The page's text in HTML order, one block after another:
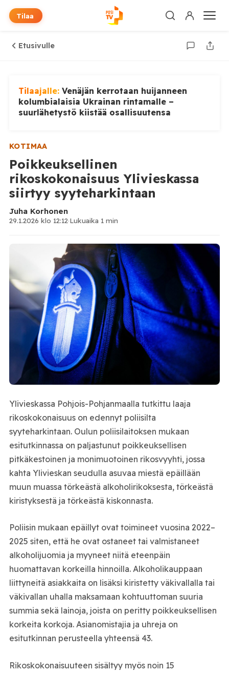
Tilaa
Etusivulle
Tilaajalle: Venäjän kerrotaan huijanneen
kolumbialaisia Ukrainan rintamalle –
suurlähetystö kiistää osallisuutensa
KOTIMAA
Poikkeuksellinen
rikoskokonaisuus Ylivieskassa
siirtyy syyteharkintaan
Juha Korhonen
29.1.2026 klo 12:12·Lukuaika 1 min
Ylivieskassa Pohjois-Pohjanmaalla tutkittu laaja
rikoskokonaisuus on edennyt poliisilta
syyteharkintaan. Oulun poliisilaitoksen mukaan
esitutkinnassa on paljastunut poikkeuksellisen
pitkäkestoinen ja monimuotoinen rikosvyyhti, jossa
kahta Ylivieskan seudulla asuvaa miestä epäillään
muun muassa törkeästä alkoholirikoksesta, törkeästä
kiristyksestä ja törkeästä kiskonnasta.
Poliisin mukaan epäillyt ovat toimineet vuosina 2022–
2025 siten, että he ovat ostaneet tai valmistaneet
alkoholijuomia ja myyneet niitä eteenpäin
huomattavan korkeilla hinnoilla. Alkoholikauppaan
liittyneitä asiakkaita on lisäksi kiristetty väkivallalla tai
väkivallan uhalla maksamaan kohtuuttoman suuria
summia sekä lainoja, joista on peritty poikkeuksellisen
korkeita korkoja. Asianomistajia ja uhreja on
esitutkinnan perusteella yhteensä 43.
Rikoskokonaisuuteen sisältyy myös noin 15